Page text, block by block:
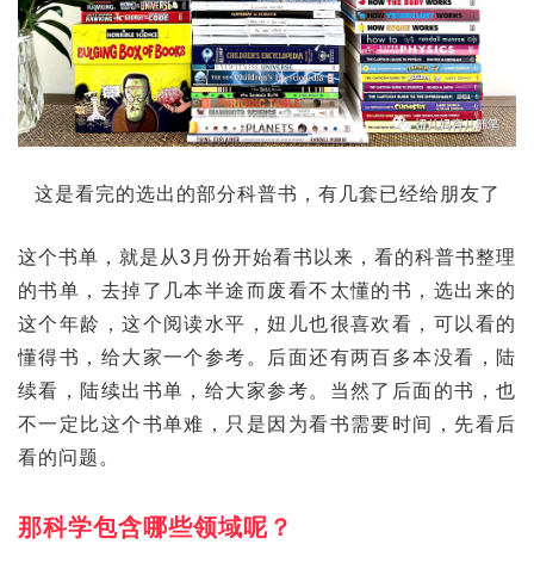
这是看完的选出的部分科普书，有几套已经给朋友了
这个书单，就是从3月份开始看书以来，看的科普书整理
的书单，去掉了几本半途而废看不太懂的书，选出来的
这个年龄，这个阅读水平，妞儿也很喜欢看，可以看的
懂得书，给大家一个参考。后面还有两百多本没看，陆
续看，陆续出书单，给大家参考。当然了后面的书，也
不一定比这个书单难，只是因为看书需要时间，先看后
看的问题。
那科学包含哪些领域呢？